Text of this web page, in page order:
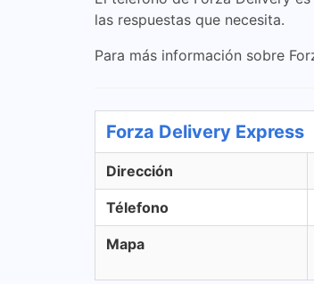
las respuestas que necesita.
Para más información sobre
Forza Delivery Express
Dirección
Télefono
Mapa